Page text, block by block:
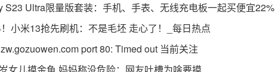
S23 Ultra限量版套装：手机、手表、无线充电板一起买便宜22%
小米13抢先刷机：不是毛坯 走心了！_每日热点
port 80: Timed out 当前关注